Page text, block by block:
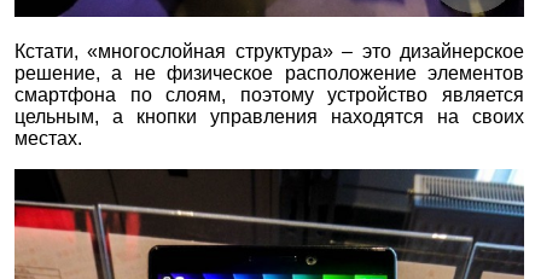
Кстати, «многослойная структура» – это дизайнерское
решение, а не физическое расположение элементов
смартфона по слоям, поэтому устройство является
цельным, а кнопки управления находятся на своих
местах.